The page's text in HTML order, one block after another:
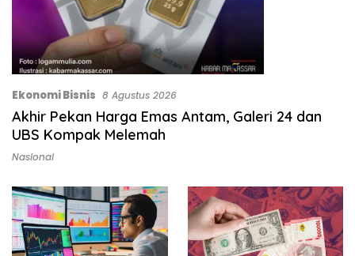
Ekonomi Bisnis 8 Agustus 2026
Akhir Pekan Harga Emas Antam, Galeri 24 dan
UBS Kompak Melemah
Nasional